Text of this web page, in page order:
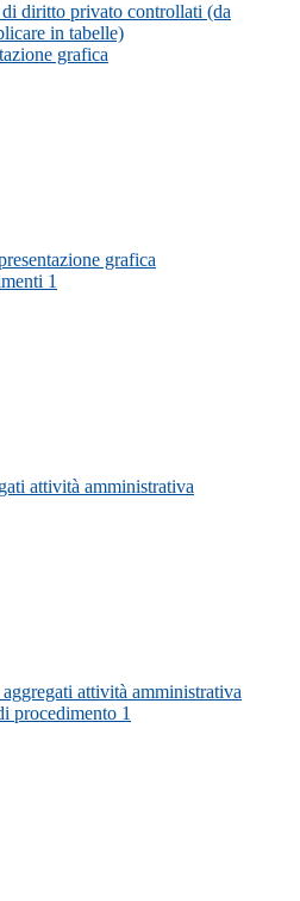
diritto privato controllati (da
in tabelle)
grafica
grafica
1
attività amministrativa
attività amministrativa
procedimento 1